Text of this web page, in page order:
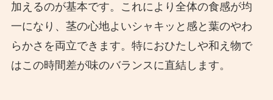
加えるのが基本です。これにより全体の食感が均
一になり、茎の心地よいシャキッと感と葉のやわ
らかさを両立できます。特におひたしや和え物で
はこの時間差が味のバランスに直結します。